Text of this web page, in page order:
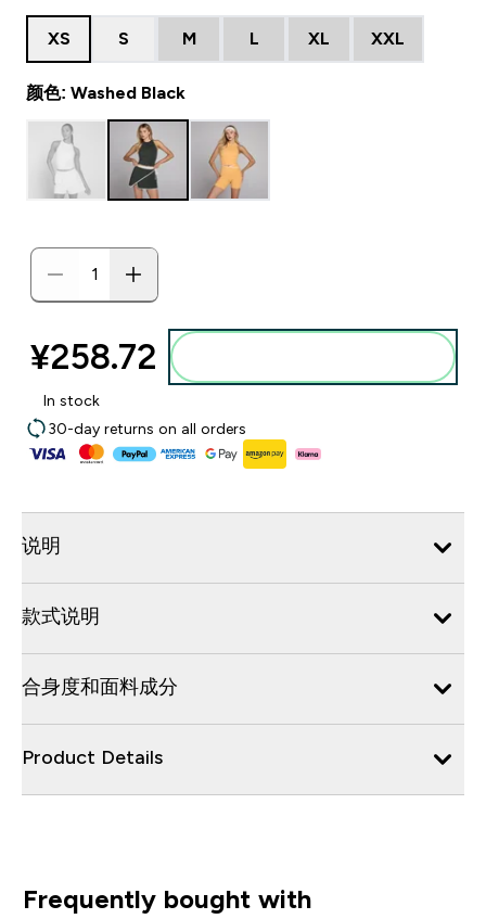
XS S M L XL XXL
颜色: Washed Black
¥258.72‎
In stock
30-day returns on all orders
说明
款式说明
合身度和面料成分
Product Details
Frequently bought with